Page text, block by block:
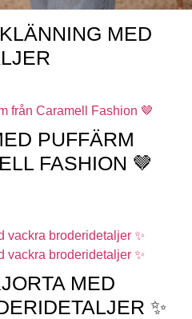
MED
PUFFÄRM
FASHION 🤎
MED
✨